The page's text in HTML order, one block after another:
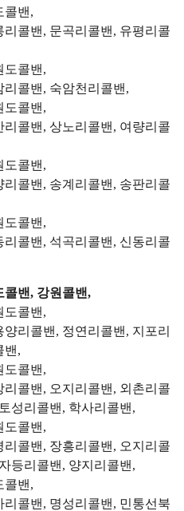
콜밴,
콜밴, 문곡리콜밴, 유평리콜
도콜밴,
콜밴, 숙암천리콜밴,
도콜밴,
콜밴, 상노리콜밴, 여량리콜
도콜밴,
콜밴, 송계리콜밴, 송판리콜
도콜밴,
콜밴, 석곡리콜밴, 신동리콜
콜밴, 강원콜밴,
도콜밴,
리콜밴, 정연리콜밴, 지포리
밴,
도콜밴,
콜밴, 오지리콜밴, 외촌리콜
성리콜밴, 학사리콜밴,
도콜밴,
콜밴, 장흥리콜밴, 오지리콜
등리콜밴, 양지리콜밴,
콜밴,
콜밴, 명성리콜밴, 민통선북